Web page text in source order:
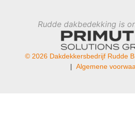
Rudde dakbedekking is
© 2026 Dakdekkersbedrijf Rudde
| Algemene